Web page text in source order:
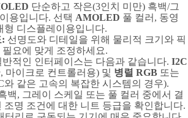
단순하고 작은(3인치 미만) 흑백/그
용입니다. 선택 AMOLED 풀 컬러, 동영
형 디스플레이용입니다.
: 선명도와 디테일을 위해 물리적 크기와 픽
필요에 맞게 조정하세요.
반적인 인터페이스는 다음과 같습니다. I2C
마이크로 컨트롤러용) 및 병렬 RGB 또는
와 같은 고속의 복잡한 시스템의 경우).
백, 그레이 스케일 또는 풀 컬러 중에서 결
조명 조건에 대한 니트 등급을 확인합니다.